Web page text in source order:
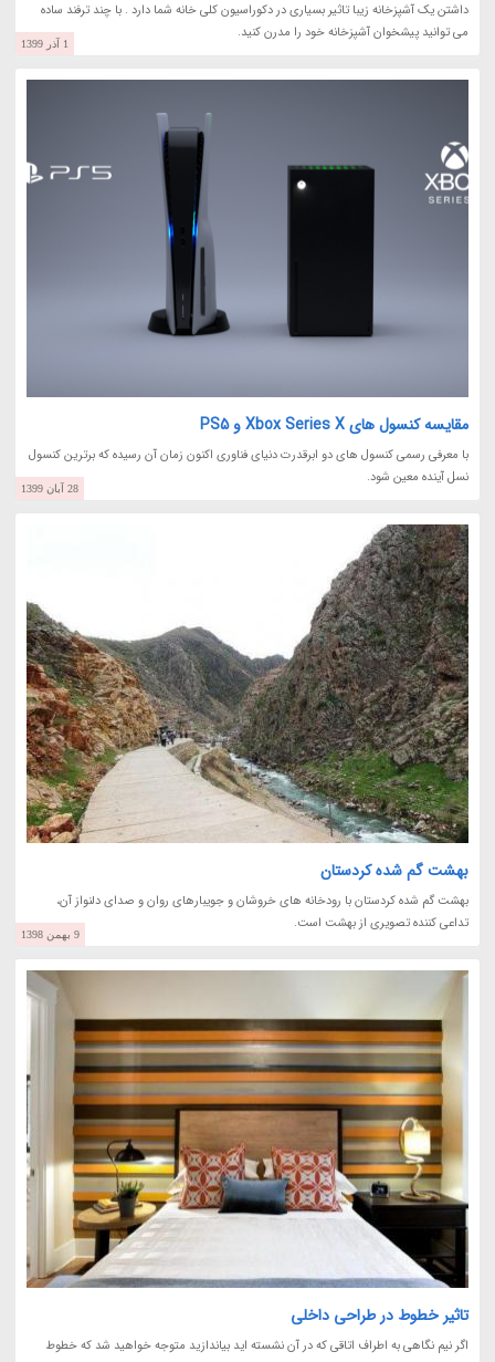
داشتن یک آشپزخانه زیبا تاثیر بسیاری در دکوراسیون کلی خانه شما دارد . با چند ترفند ساده
می توانید پیشخوان آشپزخانه خود را مدرن کنید.
1 آذر 1399
مقایسه کنسول های Xbox Series X و PS5
با معرفی رسمی کنسول های دو ابرقدرت دنیای فناوری اکنون زمان آن رسیده که برترین کنسول
نسل آینده معین شود.
28 آبان 1399
بهشت گم شده کردستان
بهشت گم شده کردستان با رودخانه های خروشان و جویبارهای روان و صدای دلنواز آن،
تداعی کننده تصویری از بهشت است.
9 بهمن 1398
تاثیر خطوط در طراحی داخلی
اگر نیم نگاهی به اطراف اتاقی که در آن نشسته اید بیاندازید متوجه خواهید شد که خطوط